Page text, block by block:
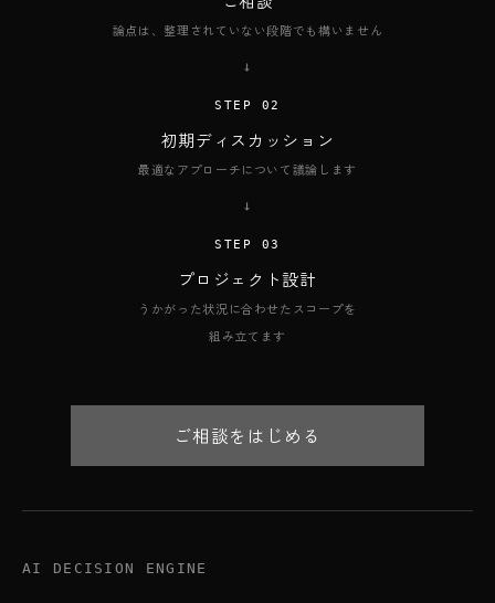
論点は、整理されていない段階でも構いません
→
STEP 02
初期ディスカッション
最適なアプローチについて議論します
→
STEP 03
プロジェクト設計
うかがった状況に合わせたスコープを
組み立てます
ご相談をはじめる
AI DECISION ENGINE